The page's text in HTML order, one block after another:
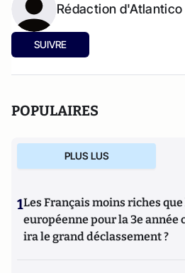
Rédaction d'Atlantico
SUIVRE
POPULAIRES
PLUS LUS
1Les Français moins riches
européenne pour la 3e année
ira le grand déclassement ?